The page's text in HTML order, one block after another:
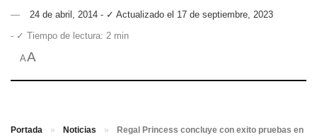
24 de abril, 2014 - ✓ Actualizado el 17 de septiembre, 2023
- ✓ Tiempo de lectura: 2 min
AA
Portada » Noticias »
Regal Princess concluye con exito pruebas en